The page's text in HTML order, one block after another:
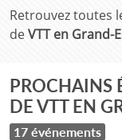
Retrouvez toutes
deVTT en Grand-
PROCHAINS
DE VTT EN
17 événements